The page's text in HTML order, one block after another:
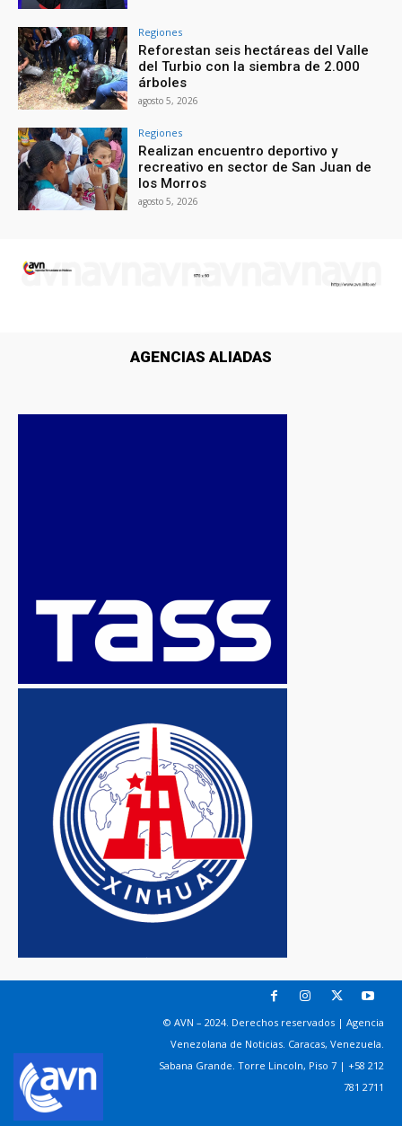
Regiones
Reforestan seis hectáreas del Valle
del Turbio con la siembra de 2.000
árboles
agosto 5, 2026
Regiones
Realizan encuentro deportivo y
recreativo en sector de San Juan de
los Morros
agosto 5, 2026
AGENCIAS ALIADAS
© AVN – 2024. Derechos reservados | Agencia
Venezolana de Noticias. Caracas, Venezuela.
Sabana Grande. Torre Lincoln, Piso 7 | +58 212
781 2711